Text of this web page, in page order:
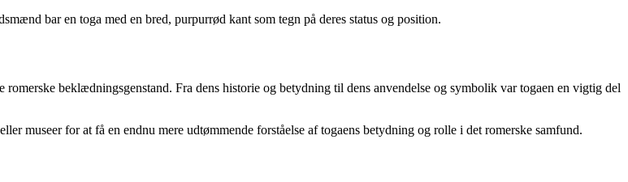
bar en toga med en bred, purpurrød kant som tegn på deres status og position.
beklædningsgenstand. Fra dens historie og betydning til dens anvendelse og symbolik var togaen en vigtig del
museer for at få en endnu mere udtømmende forståelse af togaens betydning og rolle i det romerske samfund.